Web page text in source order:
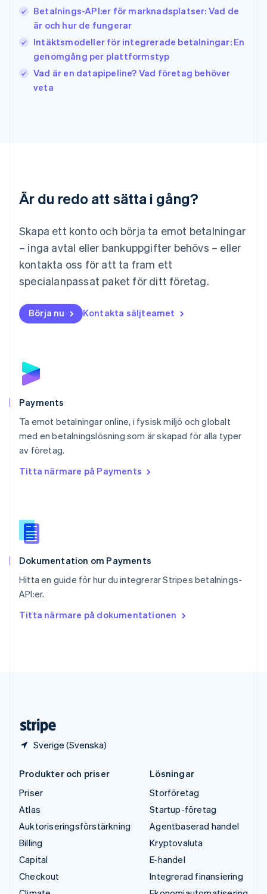
Betalnings-API:er för marknadsplatser: Vad de
är och hur de fungerar
Intäktsmodeller för integrerade betalningar: En
genomgång per plattformstyp
Vad är en datapipeline? Vad företag behöver
veta
Är du redo att sätta i gång?
Skapa ett konto och börja ta emot betalningar
– inga avtal eller bankuppgifter behövs – eller
kontakta oss för att ta fram ett
specialanpassat paket för ditt företag.
Börja nu Kontakta säljteamet
Payments
Ta emot betalningar online, i fysisk miljö och globalt
med en betalningslösning som är skapad för alla typer
av företag.
Titta närmare på Payments
Dokumentation om Payments
Hitta en guide för hur du integrerar Stripes betalnings-
API:er.
Titta närmare på dokumentationen
Sverige (Svenska)
ItalianoEnglish
Japan
日本語English
English Français
Kroatien
English
Malaysia
English
Mexiko
Nederländerna
NederlandsEnglish
English
Nya Zeeland
Portugal
Português
English
DeutschFrançaisItalianoEnglish
Singapore
English简体中文
English
Español
Storbritannien
Sverige
Thailand
ไทย
English
Produkter och priser
Priser
Atlas
Auktoriseringsförstärkning
Billing
Capital
Checkout
Lösningar
Storföretag
Startup-företag
Agentbaserad handel
Kryptovaluta
E-handel
Integrerad finansiering